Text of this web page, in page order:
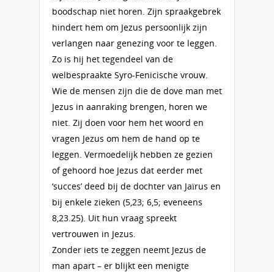
boodschap niet horen. Zijn spraakgebrek
hindert hem om Jezus persoonlijk zijn
verlangen naar genezing voor te leggen.
Zo is hij het tegendeel van de
welbespraakte Syro-Fenicische vrouw.
Wie de mensen zijn die de dove man met
Jezus in aanraking brengen, horen we
niet. Zij doen voor hem het woord en
vragen Jezus om hem de hand op te
leggen. Vermoedelijk hebben ze gezien
of gehoord hoe Jezus dat eerder met
‘succes’ deed bij de dochter van Jaïrus en
bij enkele zieken (5,23; 6,5; eveneens
8,23.25). Uit hun vraag spreekt
vertrouwen in Jezus.
Zonder iets te zeggen neemt Jezus de
man apart – er blijkt een menigte